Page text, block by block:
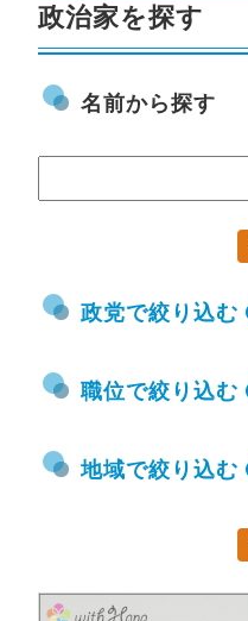
政治家を探す
名前から探す
政党で絞り込む
職位で絞り込む
地域で絞り込む